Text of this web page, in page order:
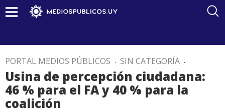
PORTAL MEDIOS PÚBLICOS . SIN CATEGORÍA .
Usina de percepción ciudadana:
46 % para el FA y 40 % para la
coalición